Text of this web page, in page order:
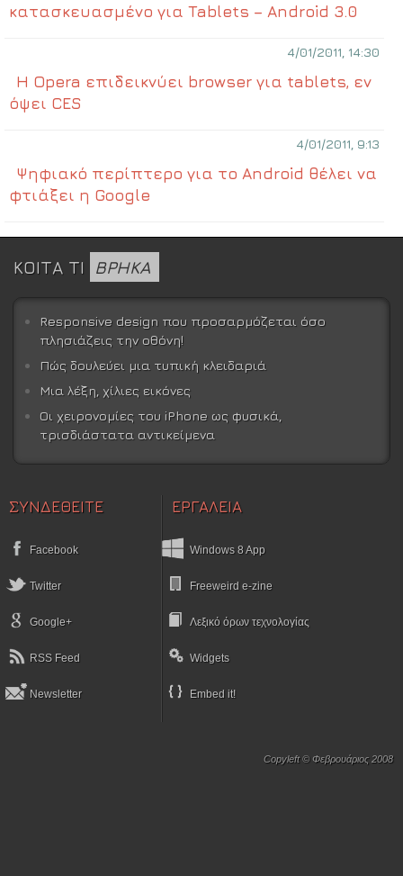
κατασκευασμένο για Tablets – Android 3.0
4/01/2011, 14:30
Η Opera επιδεικνύει browser για tablets, εν
όψει CES
4/01/2011, 9:13
Ψηφιακό περίπτερο για το Android θέλει να
φτιάξει η Google
ΚΟΙΤΑ ΤΙ ΒΡΗΚΑ
Responsive design που προσαρμόζεται όσο
πλησιάζεις την οθόνη!
Πώς δουλεύει μια τυπική κλειδαριά
Μια λέξη, χίλιες εικόνες
Οι χειρονομίες του iPhone ως φυσικά,
τρισδιάστατα αντικείμενα
ΣΥΝΔΕΘΕΙΤΕ
Facebook
Twitter
Google+
RSS Feed
Newsletter
ΕΡΓΑΛΕΙΑ
Windows 8 App
Freeweird e-zine
Λεξικό όρων τεχνολογίας
Widgets
Embed it!
Copyleft © Φεβρουάριος 2008